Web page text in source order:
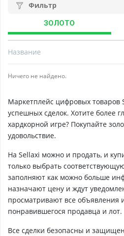
Фильтр
ЗОЛОТО
Название
Ничего не найдено.
Маркетплейс цифровых товаров
успешных сделок. Хотите более
хардкорной игре? Покупайте
удовольствие.
На Sellaxi можно и продать, и
только выбрать
заполняют как можно больше
назначают цену и ждут
просматривают все объявления
понравившегося продавца и лот.
Все сделки безопасны и